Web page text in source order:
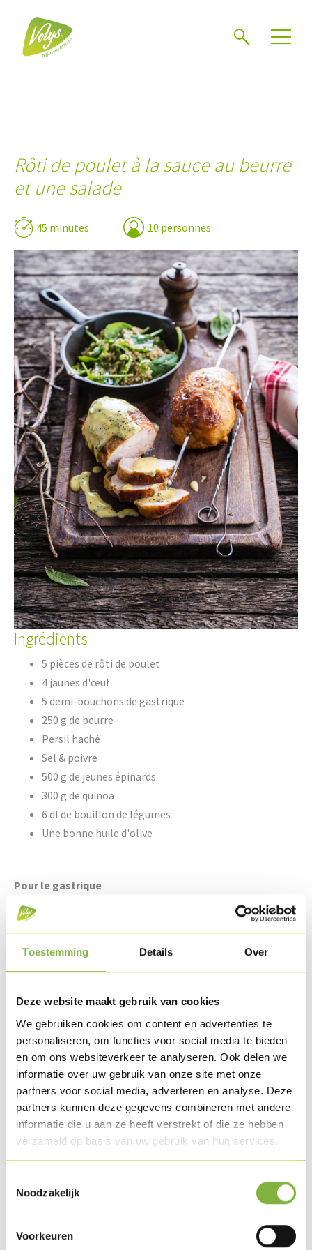
Toestemming Details Over
Deze website maakt gebruik van cookies
We gebruiken cookies om content en advertenties te
personaliseren, om functies voor social media te bieden
en om ons websiteverkeer te analyseren. Ook delen we
informatie over uw gebruik van onze site met onze
partners voor social media, adverteren en analyse. Deze
partners kunnen deze gegevens combineren met andere
informatie die u aan ze heeft verstrekt of die ze hebben
verzameld op basis van uw gebruik van hun services.
Noodzakelijk
Voorkeuren
Rôti de poulet à la sauce au beurre
et une salade
45 minutes 10 personnes
Ingrédients
5 pièces de rôti de poulet
4 jaunes d'œuf
5 demi-bouchons de gastrique
250 g de beurre
Persil haché
Sel & poivre
500 g de jeunes épinards
300 g de quinoa
6 dl de bouillon de légumes
Une bonne huile d'olive
Pour le gastrique
1 citronnelle
Quelques brins de verveine-citronnelle
Quelques brins de thym citron
Méthode de préparation
Embrochez le rôti de poulet sur une pique métallique et
poivrez. Laissez tourner 20 min. sur le BBQ.
Mélangez tous les ingrédients pour le gastrique et laissez
réduire à 1/3. Puis, laissez refroidir.
Ajoutez les jaunes d'œuf au gastrique et battez pour
obtenir de la mousse, à feu doux, jusqu'à obtention de la
ne peut pas être trop chaud). Battez à présent comme la